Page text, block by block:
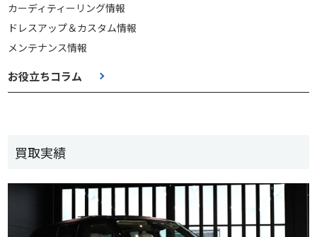
カーディティーリング情報
ドレスアップ＆カスタム情報
メンテナンス情報
お役立ちコラム
買取実績